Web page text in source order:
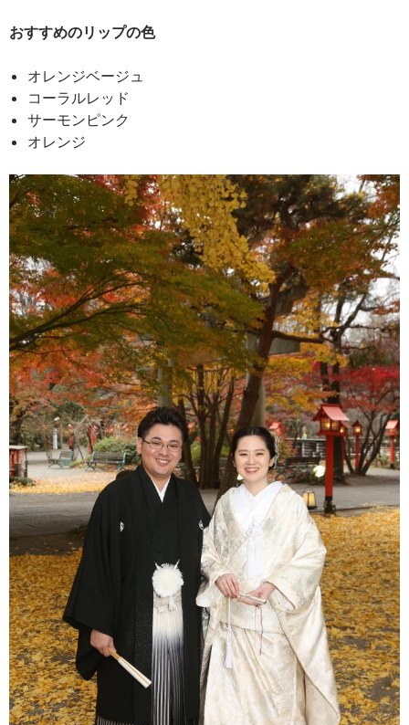
おすすめのリップの色
オレンジベージュ
コーラルレッド
サーモンピンク
オレンジ